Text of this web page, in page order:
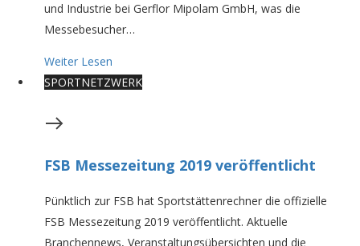
und Industrie bei Gerflor Mipolam GmbH, was die
Messebesucher…
Weiter Lesen
SPORTNETZWERK
FSB Messezeitung 2019 veröffentlicht
Pünktlich zur FSB hat Sportstättenrechner die offizielle
FSB Messezeitung 2019 veröffentlicht. Aktuelle
Branchennews, Veranstaltungsübersichten und die